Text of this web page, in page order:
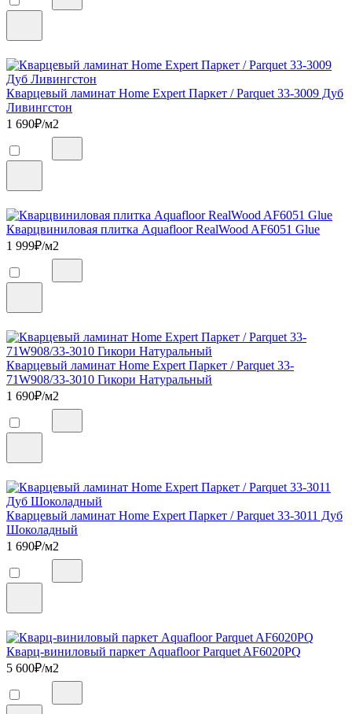
Кварцевый ламинат Home Expert Паркет / Parquet 33-3009 Дуб
Ливингстон
1 690₽/м2
Кварцвиниловая плитка Aquafloor RealWood AF6051 Glue
1 999₽/м2
Кварцевый ламинат Home Expert Паркет / Parquet 33-
71W908/33-3010 Гикори Натуральный
1 690₽/м2
Кварцевый ламинат Home Expert Паркет / Parquet 33-3011 Дуб
Шоколадный
1 690₽/м2
Кварц-виниловый паркет Aquafloor Parquet AF6020PQ
5 600₽/м2